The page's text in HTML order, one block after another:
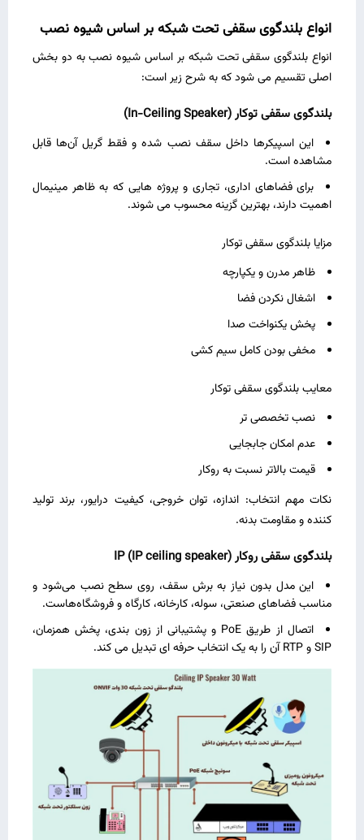
انواع بلندگوی سقفی تحت شبکه بر اساس شیوه نصب
انواع بلندگوی سقفی تحت شبکه بر اساس شیوه نصب به دو بخش
اصلی تقسیم می شود که به شرح زیر است:
بلندگوی سقفی توکار(In-Ceiling Speaker)
این اسپیکرها داخل سقف نصب شده و فقط گریل آن‌ها قابل
مشاهده است.
برای فضاهای اداری، تجاری و پروژه‌ هایی که به ظاهر مینیمال
اهمیت دارند، بهترین گزینه محسوب می ‌شوند.
مزایا بلندگوی سقفی توکار
ظاهر مدرن و یکپارچه
اشغال نکردن فضا
پخش یکنواخت صدا
مخفی بودن کامل سیم‌ کشی
معایب بلندگوی سقفی توکار
نصب تخصصی‌ تر
عدم امکان جابجایی
قیمت بالاتر نسبت به روکار
نکات مهم انتخاب: اندازه، توان خروجی، کیفیت درایور، برند تولید
کننده و مقاومت بدنه.
بلندگوی سقفی روکار IP(IP ceiling speaker)
این مدل بدون نیاز به برش سقف، روی سطح نصب می‌شود و
مناسب فضاهای صنعتی، سوله، کارخانه، کارگاه و فروشگاه‌هاست.
اتصال از طریق PoE و پشتیبانی از زون ‌بندی، پخش همزمان،
SIP و RTP آن را به یک انتخاب حرفه‌ ای تبدیل می‌ کند.